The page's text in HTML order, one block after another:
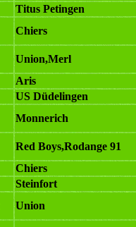
Titus Petingen
Chiers
Union,Merl
Aris
US Düdelingen
Monnerich
Red Boys,Rodange 91
Chiers
Steinfort
Union